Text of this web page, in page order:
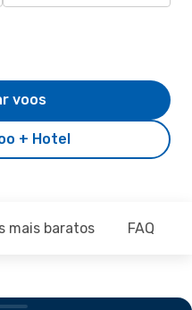
+ Hotel
voos
mais baratos FAQ